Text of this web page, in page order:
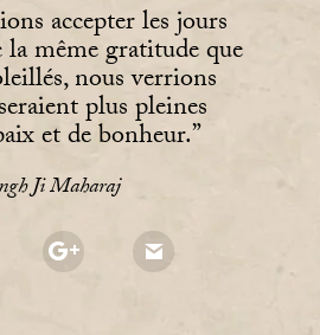
accepter les jours
même gratitude que
nous verrions
plus pleines
et de bonheur.
Ji Maharaj